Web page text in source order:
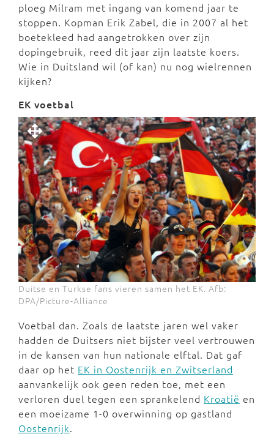
ploeg Milram met ingang van komend jaar te
stoppen. Kopman Erik Zabel, die in 2007 al het
boetekleed had aangetrokken over zijn
dopingebruik, reed dit jaar zijn laatste koers.
Wie in Duitsland wil (of kan) nu nog wielrennen
kijken?
EK voetbal
Duitse en Turkse fans vieren samen het EK. Afb:
DPA/Picture-Alliance
Voetbal dan. Zoals de laatste jaren wel vaker
hadden de Duitsers niet bijster veel vertrouwen
in de kansen van hun nationale elftal. Dat gaf
daar op het EK in Oostenrijk en Zwitserland
aanvankelijk ook geen reden toe, met een
verloren duel tegen een sprankelend Kroatië en
een moeizame 1-0 overwinning op gastland
Oostenrijk.